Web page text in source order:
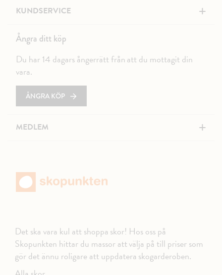
KUNDSERVICE +
Ångra ditt köp
Du har 14 dagars ångerrätt från att du mottagit din
vara.
ÅNGRA KÖP
MEDLEM +
Det ska vara kul att shoppa skor! Hos oss på
Skopunkten hittar du massor att välja på till priser som
gör det ännu roligare att uppdatera skogarderoben.